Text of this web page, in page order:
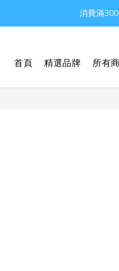
Gather all
消費滿
首頁 精選品牌 所有